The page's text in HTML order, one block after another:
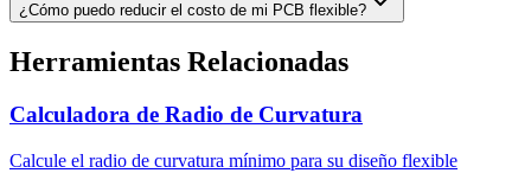
¿Cómo puedo reducir el costo de mi PCB flexible?
Herramientas Relacionadas
Calculadora de Radio de Curvatura
Calcule el radio de curvatura mínimo para su diseño flexible